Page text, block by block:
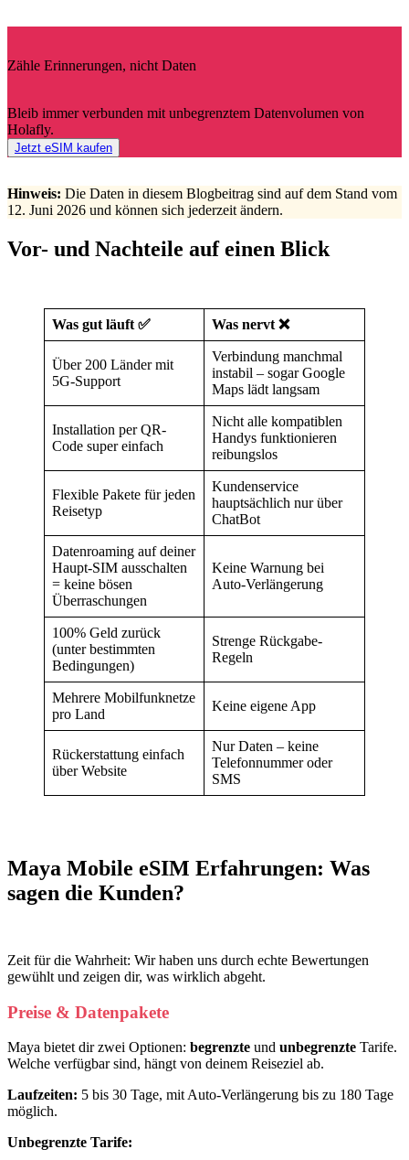
Zähle Erinnerungen, nicht Daten
Bleib immer verbunden mit unbegrenztem Datenvolumen von
Holafly.
Jetzt eSIM kaufen
Hinweis: Die Daten in diesem Blogbeitrag sind auf dem Stand vom
12. Juni 2026 und können sich jederzeit ändern.
Vor- und Nachteile auf einen Blick
Was gut läuft ✅ Was nervt ❌
Über 200 Länder mit
5G-Support
Verbindung manchmal
instabil – sogar Google
Maps lädt langsam
Installation per QR-
Code super einfach
Nicht alle kompatiblen
Handys funktionieren
reibungslos
Flexible Pakete für jeden
Reisetyp
Kundenservice
hauptsächlich nur über
ChatBot
Datenroaming auf deiner
Haupt-SIM ausschalten
= keine bösen
Überraschungen
Keine Warnung bei
Auto-Verlängerung
100% Geld zurück
(unter bestimmten
Bedingungen)
Strenge Rückgabe-
Regeln
Mehrere Mobilfunknetze
pro Land
Keine eigene App
Rückerstattung einfach
über Website
Nur Daten – keine
Telefonnummer oder
SMS
Maya Mobile eSIM Erfahrungen: Was
sagen die Kunden?
Zeit für die Wahrheit: Wir haben uns durch echte Bewertungen
gewühlt und zeigen dir, was wirklich abgeht.
Preise & Datenpakete
Maya bietet dir zwei Optionen: begrenzte und unbegrenzte Tarife.
Welche verfügbar sind, hängt von deinem Reiseziel ab.
Laufzeiten: 5 bis 30 Tage, mit Auto-Verlängerung bis zu 180 Tage
möglich.
Unbegrenzte Tarife: